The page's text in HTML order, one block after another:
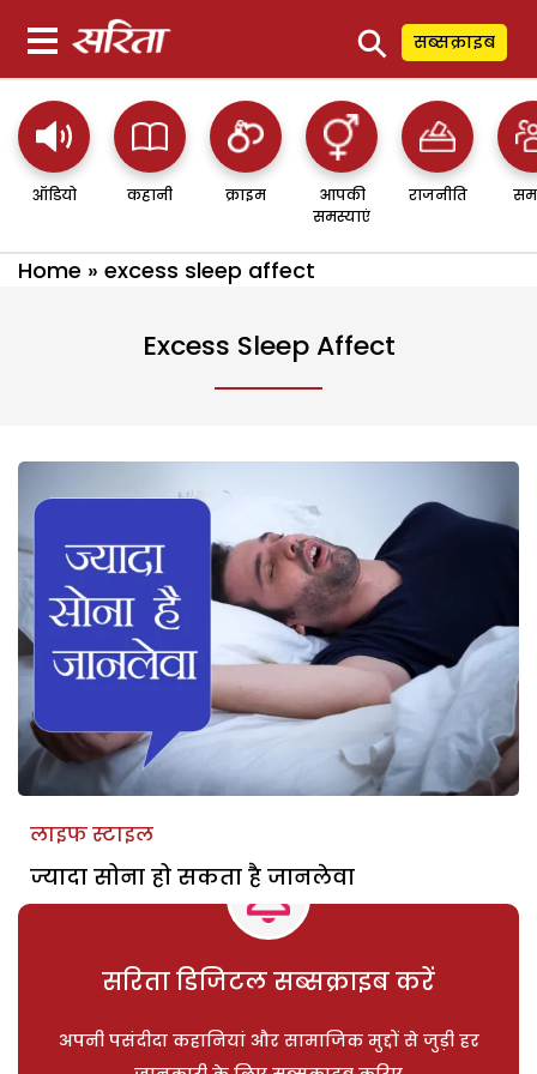
⚲ सब्सक्राइब
ऑडियो कहानी क्राइम
आपकी
समस्याएं
राजनीति
Home » excess sleep affect
Excess Sleep Affect
लाइफ स्टाइल
ज्यादा सोना हो सकता है जानलेवा
सरिता डिजिटल सब्सक्राइब करें
अपनी पसंदीदा कहानियां और सामाजिक मुद्दों से जुड़ी हर